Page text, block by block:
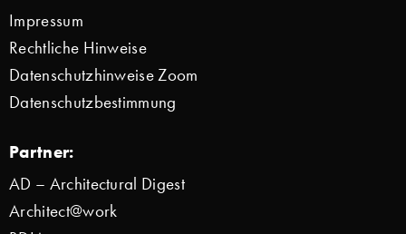
Impressum
Rechtliche Hinweise
Datenschutzhinweise Zoom
Datenschutzbestimmung
Partner:
AD – Architectural Digest
Architect@work